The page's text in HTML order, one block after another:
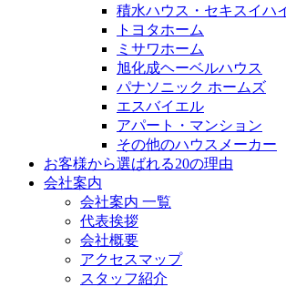
積水ハウス・セキスイハ
トヨタホーム
ミサワホーム
旭化成ヘーベルハウス
パナソニック ホームズ
エスバイエル
アパート・マンション
その他のハウスメーカー
お客様から選ばれる20の理由
会社案内
会社案内 一覧
代表挨拶
会社概要
アクセスマップ
スタッフ紹介